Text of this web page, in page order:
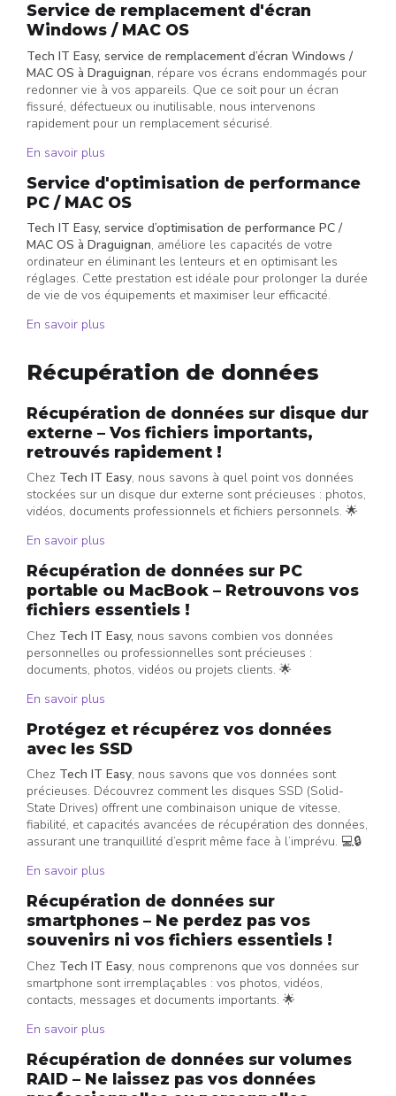
Service de remplacement d'écran
Windows / MAC OS
Tech IT Easy, service de remplacement d’écran Windows /
MAC OS à Draguignan, répare vos écrans endommagés pour
redonner vie à vos appareils. Que ce soit pour un écran
fissuré, défectueux ou inutilisable, nous intervenons
rapidement pour un remplacement sécurisé.
En savoir plus
Service d'optimisation de performance
PC / MAC OS
Tech IT Easy, service d’optimisation de performance PC /
MAC OS à Draguignan, améliore les capacités de votre
ordinateur en éliminant les lenteurs et en optimisant les
réglages. Cette prestation est idéale pour prolonger la durée
de vie de vos équipements et maximiser leur efficacité.
En savoir plus
Récupération de données
Récupération de données sur disque dur
externe – Vos fichiers importants,
retrouvés rapidement !
Chez Tech IT Easy, nous savons à quel point vos données
stockées sur un disque dur externe sont précieuses : photos,
vidéos, documents professionnels et fichiers personnels. 🌟
En savoir plus
Récupération de données sur PC
portable ou MacBook – Retrouvons vos
fichiers essentiels !
Chez Tech IT Easy, nous savons combien vos données
personnelles ou professionnelles sont précieuses :
documents, photos, vidéos ou projets clients. 🌟
En savoir plus
Protégez et récupérez vos données
avec les SSD
Chez Tech IT Easy, nous savons que vos données sont
précieuses. Découvrez comment les disques SSD (Solid-
State Drives) offrent une combinaison unique de vitesse,
fiabilité, et capacités avancées de récupération des données,
assurant une tranquillité d’esprit même face à l’imprévu. 💻🔒
En savoir plus
Récupération de données sur
smartphones – Ne perdez pas vos
souvenirs ni vos fichiers essentiels !
Chez Tech IT Easy, nous comprenons que vos données sur
smartphone sont irremplaçables : vos photos, vidéos,
contacts, messages et documents importants. 🌟
En savoir plus
Récupération de données sur volumes
RAID – Ne laissez pas vos données